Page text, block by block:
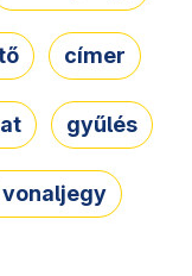
címer
gyűlés